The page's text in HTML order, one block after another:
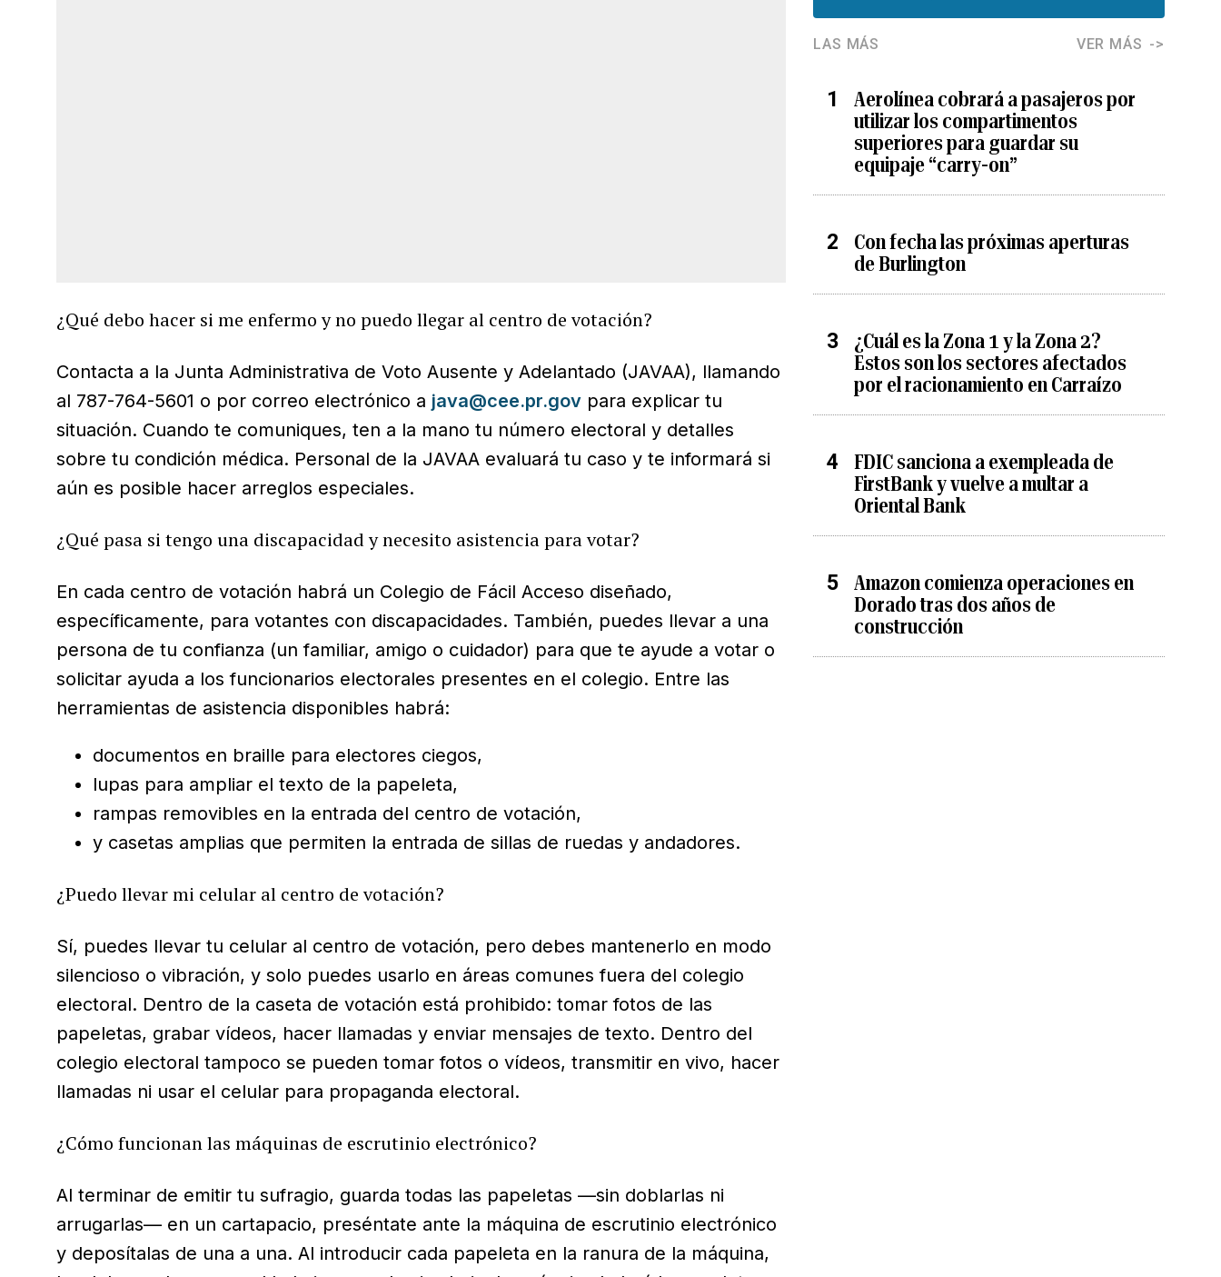
¿Qué debo hacer si me enfermo y no puedo llegar al centro de votación?
Contacta a la Junta Administrativa de Voto Ausente y Adelantado (JAVAA), llamando
al 787-764-5601 o por correo electrónico a java@cee.pr.gov para explicar tu
situación. Cuando te comuniques, ten a la mano tu número electoral y detalles
sobre tu condición médica. Personal de la JAVAA evaluará tu caso y te informará si
aún es posible hacer arreglos especiales.
¿Qué pasa si tengo una discapacidad y necesito asistencia para votar?
En cada centro de votación habrá un Colegio de Fácil Acceso diseñado,
específicamente, para votantes con discapacidades. También, puedes llevar a una
persona de tu confianza (un familiar, amigo o cuidador) para que te ayude a votar o
solicitar ayuda a los funcionarios electorales presentes en el colegio. Entre las
herramientas de asistencia disponibles habrá:
documentos en braille para electores ciegos,
lupas para ampliar el texto de la papeleta,
rampas removibles en la entrada del centro de votación,
y casetas amplias que permiten la entrada de sillas de ruedas y andadores.
¿Puedo llevar mi celular al centro de votación?
Sí, puedes llevar tu celular al centro de votación, pero debes mantenerlo en modo
silencioso o vibración, y solo puedes usarlo en áreas comunes fuera del colegio
electoral. Dentro de la caseta de votación está prohibido: tomar fotos de las
papeletas, grabar vídeos, hacer llamadas y enviar mensajes de texto. Dentro del
colegio electoral tampoco se pueden tomar fotos o vídeos, transmitir en vivo, hacer
llamadas ni usar el celular para propaganda electoral.
¿Cómo funcionan las máquinas de escrutinio electrónico?
Al terminar de emitir tu sufragio, guarda todas las papeletas —sin doblarlas ni
arrugarlas— en un cartapacio, preséntate ante la máquina de escrutinio electrónico
y deposítalas de una a una. Al introducir cada papeleta en la ranura de la máquina,
LAS MÁS VER MÁS
Aerolínea cobrará a pasajeros por
utilizar los compartimentos
superiores para guardar su
equipaje “carry-on”
Con fecha las próximas aperturas
de Burlington
¿Cuál es la Zona 1 y la Zona 2?
Estos son los sectores afectados
por el racionamiento en Carraízo
FDIC sanciona a exempleada de
FirstBank y vuelve a multar a
Oriental Bank
Amazon comienza operaciones en
Dorado tras dos años de
construcción